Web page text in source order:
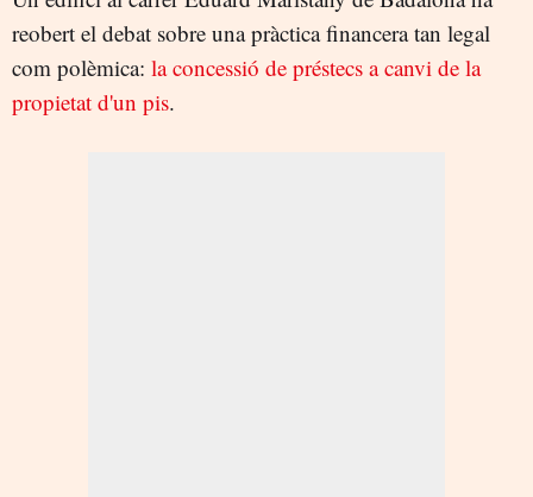
reobert el debat sobre una pràctica financera tan legal
com polèmica: la concessió de préstecs a canvi de la
propietat d'un pis.